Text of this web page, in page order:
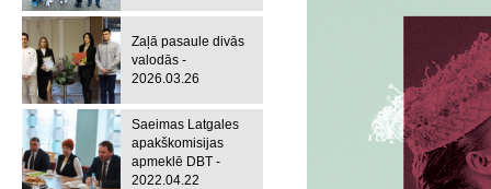
Zaļā pasaule divās
valodās -
2026.03.26
Saeimas Latgales
apakškomisijas
apmeklē DBT -
2022.04.22